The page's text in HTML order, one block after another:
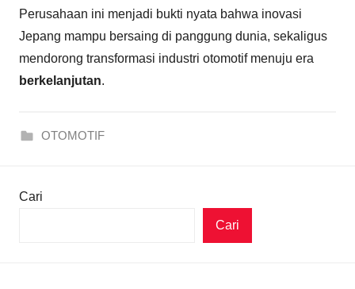
Perusahaan ini menjadi bukti nyata bahwa inovasi
Jepang mampu bersaing di panggung dunia, sekaligus
mendorong transformasi industri otomotif menuju era
berkelanjutan.
OTOMOTIF
Cari
Cari